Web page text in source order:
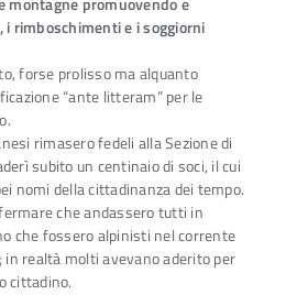
rimboschimenti e i soggiorni
forse prolisso ma alquanto
“ante litteram” per le
rimasero fedeli alla Sezione di
subito un centinaio di soci, il cui
nomi della cittadinanza dei tempo.
che andassero tutti in
che fossero alpinisti nel corrente
realtà molti avevano aderito per
cittadino.